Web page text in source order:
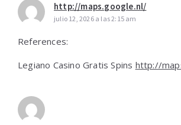
http://maps.google.nl/
julio 12, 2026 a las 2:15 am
References:
Legiano Casino Gratis Spins http://